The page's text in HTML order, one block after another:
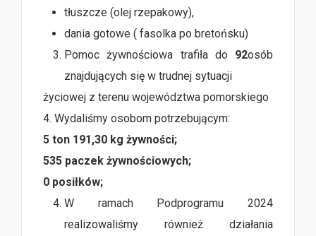
tłuszcze (olej rzepakowy),
dania gotowe ( fasolka po bretońsku)
Pomoc żywnościowa trafiła do 92osób
znajdujących się w trudnej sytuacji
życiowej z terenu województwa pomorskiego
4. Wydaliśmy osobom potrzebującym:
5 ton 191,30 kg żywności;
535 paczek żywnościowych;
0 posiłków;
W ramach Podprogramu 2024
realizowaliśmy również działania